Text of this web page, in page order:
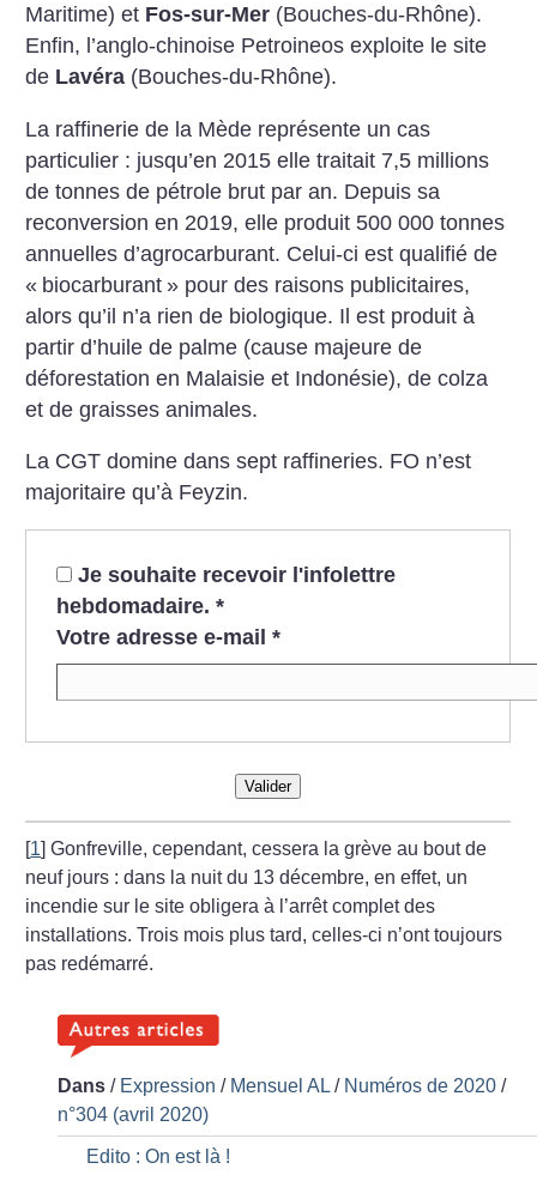
Maritime) et Fos-sur-Mer (Bouches-du-Rhône).
Enfin, l’anglo-chinoise Petroineos exploite le site
de Lavéra (Bouches-du-Rhône).
La raffinerie de la Mède représente un cas
particulier : jusqu’en 2015 elle traitait 7,5 millions
de tonnes de pétrole brut par an. Depuis sa
reconversionen 2019, elle produit 500 000 tonnes
annuelles d’agrocarburant. Celui-ci est qualifié de
« biocarburant » pour des raisons publicitaires,
alors qu’il n’a rien de biologique. Il est produit à
partir d’huile de palme (cause majeure de
déforestation en Malaisie et Indonésie), de colza
et de graisses animales.
La CGT domine dans sept raffineries. FO n’est
majoritaire qu’à Feyzin.
Je souhaite recevoir l'infolettre
hebdomadaire. *
Votre adresse e-mail *
Valider
[1]Gonfreville, cependant, cessera la grève au bout de
neuf jours : dans la nuit du 13 décembre, en effet, un
incendie sur le site obligera à l’arrêt complet des
installations. Trois mois plus tard, celles-ci n’ont toujours
pas redémarré.
Dans / Expression / Mensuel AL / Numéros de 2020 /
n°304 (avril 2020)
Edito : On est là !